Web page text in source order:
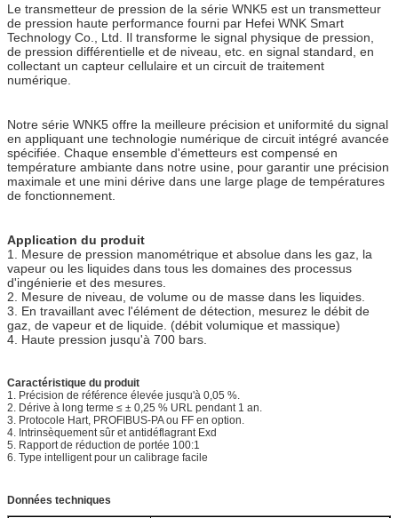
Le transmetteur de pression de la série WNK5 est un transmetteur
de pression haute performance fourni par Hefei WNK Smart
Technology Co., Ltd. Il transforme le signal physique de pression,
de pression différentielle et de niveau, etc. en signal standard, en
collectant un capteur cellulaire et un circuit de traitement
numérique.
Notre série WNK5 offre la meilleure précision et uniformité du signal
en appliquant une technologie numérique de circuit intégré avancée
spécifiée. Chaque ensemble d'émetteurs est compensé en
température ambiante dans notre usine, pour garantir une précision
maximale et une mini dérive dans une large plage de températures
de fonctionnement.
Application du produit
1. Mesure de pression manométrique et absolue dans les gaz, la
vapeur ou les liquides dans tous les domaines des processus
d'ingénierie et des mesures.
2. Mesure de niveau, de volume ou de masse dans les liquides.
3. En travaillant avec l'élément de détection, mesurez le débit de
gaz, de vapeur et de liquide. (débit volumique et massique)
4. Haute pression jusqu'à 700 bars.
Caractéristique du produit
1. Précision de référence élevée jusqu'à 0,05 %.
2. Dérive à long terme ≤ ± 0,25 % URL pendant 1 an.
3. Protocole Hart, PROFIBUS-PA ou FF en option.
4. Intrinsèquement sûr et antidéflagrant Exd
5. Rapport de réduction de portée 100:1
6. Type intelligent pour un calibrage facile
Données techniques